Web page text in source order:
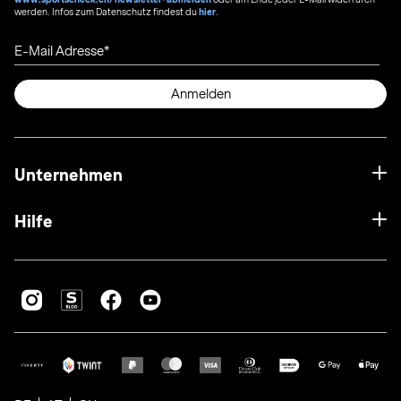
werden. Infos zum Datenschutz findest duhier
E-Mail Adresse
Anmelden
Unternehmen
Hilfe